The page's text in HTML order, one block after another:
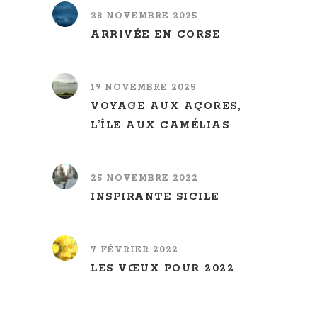
28 NOVEMBRE 2025
ARRIVÉE EN CORSE
19 NOVEMBRE 2025
VOYAGE AUX AÇORES,
L’ÎLE AUX CAMÉLIAS
25 NOVEMBRE 2022
INSPIRANTE SICILE
7 FÉVRIER 2022
LES VŒUX POUR 2022